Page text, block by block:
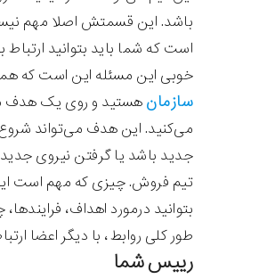
باشد. این قسمتش اصلا مهم
است که شما باید بتوانید ارتباط
خوبی این مسئله این است که
سازمان هستید و روی یک هدف
می‌کنید. این هدف می‌تواند
جدید باشد یا گرفتن نیروی
تیم فروش. چیزی که مهم است
بتوانید درمورد اهداف،
طور کلی روابط، با دیگر اعضا
رییس شما